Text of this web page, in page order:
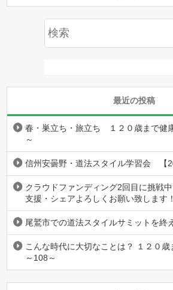
最近の投稿
春・巣立ち・旅立ち １２０歳まで健
～
信州安曇野・道法スタイル学習会 【
クラウドファンディング2回目に挑戦
支援・シェアよろしくお願い致します！
尾鷲市での道法スタイルサミットを終
こんな時代に大切なことは？ １２０
～108～